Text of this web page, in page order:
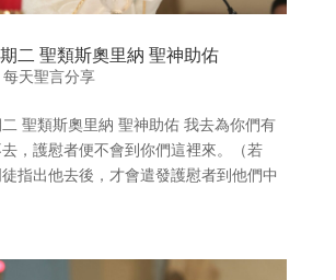
二 聖類斯奧里納 聖神助佑
每天聖言分享
聖類斯奧里納 聖神助佑 我去為你們有
，護慰者便不會到你們這裡來。（若
指出他去後，才會遣發護慰者到他們中